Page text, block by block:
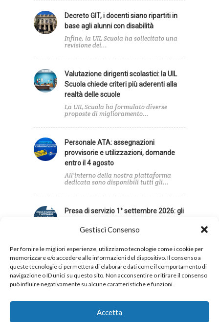
Gestisci Consenso
Per fornire le migliori esperienze, utilizziamo tecnologie come i cookie per
memorizzare e/o accedere alle informazioni del dispositivo. Il consenso a
queste tecnologie ci permetterà di elaborare dati come il comportamento di
navigazione o ID unici su questo sito. Non acconsentire o ritirare il consenso
può influire negativamente su alcune caratteristiche e funzioni.
Accetta
Decreto GIT, i docenti siano ripartiti in
base agli alunni con disabilità
Infine, la UIL Scuola ha sollecitato una
revisione dei...
Valutazione dirigenti scolastici: la UIL
Scuola chiede criteri più aderenti alla
realtà delle scuole
La UIL Scuola ha formulato diverse
proposte di miglioramento...
Personale ATA: assegnazioni
provvisorie e utilizzazioni, domande
entro il 4 agosto
All'interno della nostra piattaforma
dedicata sono disponibili tutti gli...
Presa di servizio 1° settembre 2026: gli
Per aiutare il personale a orientarsi tra
Cookies